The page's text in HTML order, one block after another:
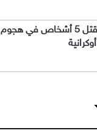
روسيا: مقتل 5 أشخاص في هجوم